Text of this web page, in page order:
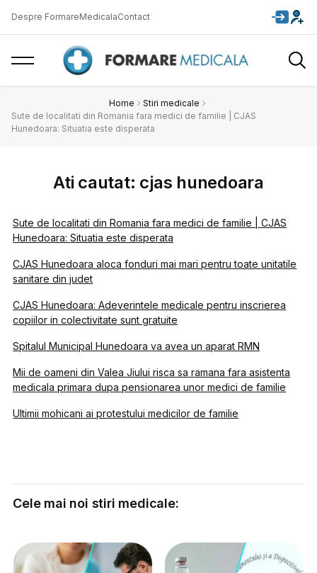
Despre FormareMedicalaContact
Home
Stiri medicale
Sute de localitati din Romania fara medici de familie | CJAS
Hunedoara: Situatia este disperata
Ati cautat: cjas hunedoara
Sute de localitati din Romania fara medici de familie | CJAS
Hunedoara: Situatia este disperata
CJAS Hunedoara aloca fonduri mai mari pentru toate unitatile
sanitare din judet
CJAS Hunedoara: Adeverintele medicale pentru inscrierea
copiilor in colectivitate sunt gratuite
Spitalul Municipal Hunedoara va avea un aparat RMN
Mii de oameni din Valea Jiului risca sa ramana fara asistenta
medicala primara dupa pensionarea unor medici de familie
Ultimii mohicani ai protestului medicilor de familie
Cele mai noi stiri medicale: